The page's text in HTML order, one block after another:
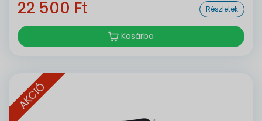
22 500 Ft Részletek
Kosárba
AKCIÓ